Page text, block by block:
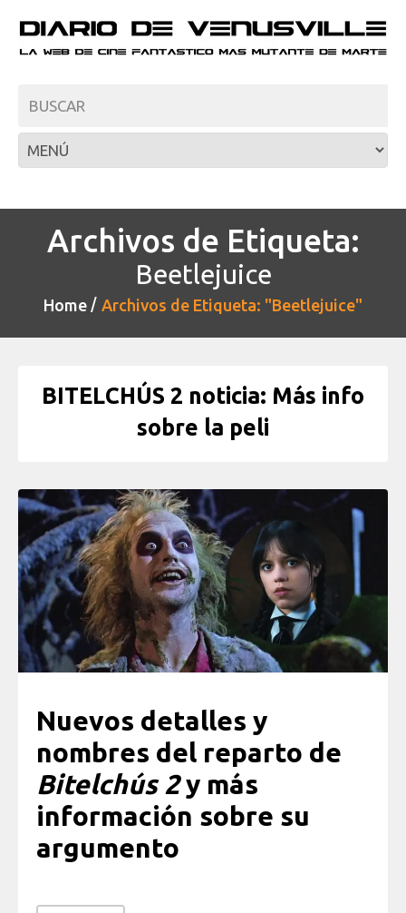
Archivos de Etiqueta:
Beetlejuice
Home Archivos de Etiqueta: "Beetlejuice"
BITELCHÚS 2 noticia: Más info
sobre la peli
Nuevos detalles y
nombres del reparto de
Bitelchús 2y más
información sobre su
argumento